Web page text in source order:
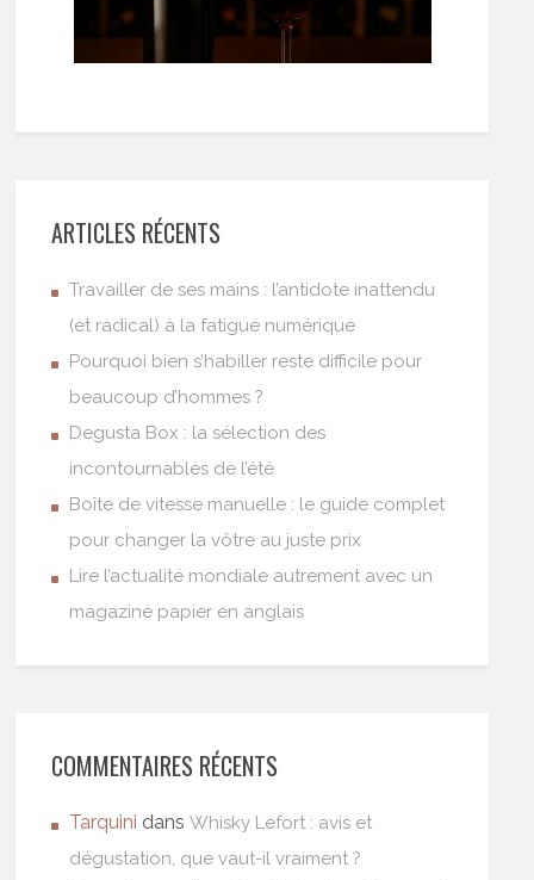
ARTICLES RÉCENTS
Travailler de ses mains : l’antidote inattendu
(et radical) à la fatigue numérique
Pourquoi bien s’habiller reste difficile pour
beaucoup d’hommes ?
Degusta Box : la sélection des
incontournables de l’été
Boîte de vitesse manuelle : le guide complet
pour changer la vôtre au juste prix
Lire l’actualité mondiale autrement avec un
magazine papier en anglais
COMMENTAIRES RÉCENTS
Tarquini dansWhisky Lefort : avis et
dégustation, que vaut-il vraiment ?